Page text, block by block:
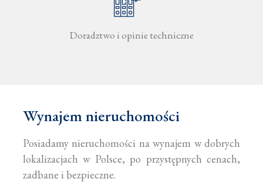
Doradztwo i opinie techniczne
Wynajem nieruchomości
Posiadamy nieruchomości na wynajem w dobrych
lokalizacjach w Polsce, po przystępnych cenach,
zadbane i bezpieczne.